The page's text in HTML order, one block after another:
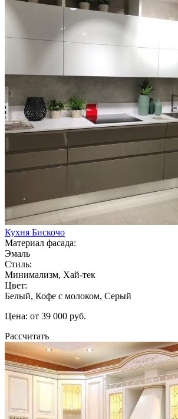
Кухня Бискочо
Материал фасада:
Эмаль
Стиль:
Минимализм, Хай-тек
Цвет:
Белый, Кофе с молоком, Серый
Цена: от 39 000 руб.
Рассчитать